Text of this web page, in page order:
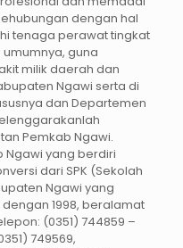
dengan hal
tenaga perawat tingkat
guna
milik daerah dan
Ngawi serta di
dan Departemen
Pemkab Ngawi.
Ngawi yang berdiri
dari SPK (Sekolah
Ngawi yang
1998, beralamat
(0351) 744859 –
749569,